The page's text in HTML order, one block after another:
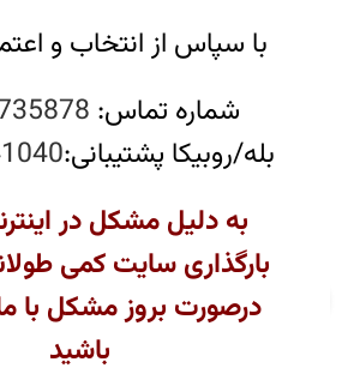
با سپاس از انتخاب و
شماره تماس:
بله/روبیکا پشتیبانی:
به دلیل مشکل در
بارگذاری سایت کمی
درصورت بروز مشکل با ما
باشید
بزرگنمایی تصویر